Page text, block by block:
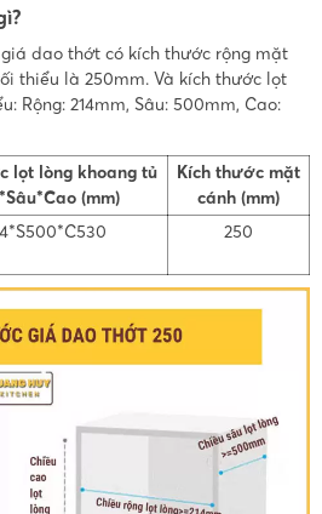
dao thớt có kích thước rộng mặt
thiểu là 250mm. Và kích thước lọt
Rộng: 214mm, Sâu: 500mm, Cao:
lọt lòng khoang tủ
(mm)
Kích thước mặt
cánh (mm)
250